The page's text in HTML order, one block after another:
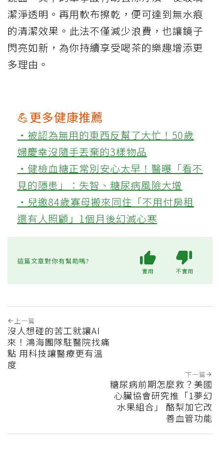
潔淨透明。再用軟布擦乾，便可達到無水痕
的清潔效果。此法不僅減少浪費，也讓鏡子
閃亮如新，為你持續享受喝茶的樂趣增添更
多理由。
💪更多健康推薦
‧被認為無用的東西反幫了大忙！50歲
婦慶幸沒隨手丟棄的3樣物品
‧健檢血糖正常別安心太早！醫曝「看不
見的隱患」：失智、糖尿病風險大增
‧兒邀84歲寡母搬來同住「不用付房租
還有人照顧」1個月後幻滅心寒
這篇文章對你有幫助嗎?
實用 不實用
上一篇
沒人想碰的苦工就讓AI
來！鴻海團隊駐醫院找痛
點 用科技讓醫療更有溫
度
下一篇
糖尿病前期怎麼救？美國
心臟協會研究推「1夢幻
水果組合」 酪梨加它改
善血管功能